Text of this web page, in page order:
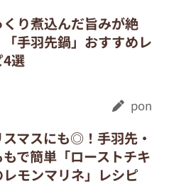
くり煮込んだ旨みが絶
「手羽先鍋」おすすめレ
4選
pon
スマスにも◎！手羽先・
で簡単「ローストチキ
レモンマリネ」レシピ